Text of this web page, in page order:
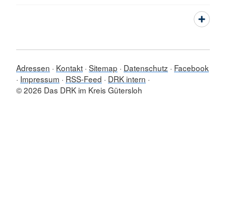
Adressen Kontakt Sitemap Datenschutz
Facebook
Impressum
RSS-Feed
DRK intern
© 2026 Das DRK im Kreis Gütersloh